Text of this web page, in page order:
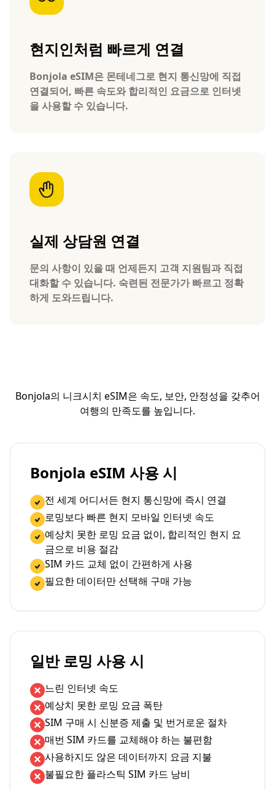
현지인처럼 빠르게 연결
Bonjola eSIM은 몬테네그로 현지 통신망에 직접
연결되어, 빠른 속도와 합리적인 요금으로 인터넷
을 사용할 수 있습니다.
실제 상담원 연결
문의 사항이 있을 때 언제든지 고객 지원팀과 직접
대화할 수 있습니다. 숙련된 전문가가 빠르고 정확
하게 도와드립니다.
Bonjola의 니크시치 eSIM은 속도, 보안, 안정성을 갖추어
여행의 만족도를 높입니다.
Bonjola eSIM 사용 시
전 세계 어디서든 현지 통신망에 즉시 연결
로밍보다 빠른 현지 모바일 인터넷 속도
예상치 못한 로밍 요금 없이, 합리적인 현지 요
금으로 비용 절감
SIM 카드 교체 없이 간편하게 사용
필요한 데이터만 선택해 구매 가능
일반 로밍 사용 시
느린 인터넷 속도
예상치 못한 로밍 요금 폭탄
SIM 구매 시 신분증 제출 및 번거로운 절차
매번 SIM 카드를 교체해야 하는 불편함
사용하지도 않은 데이터까지 요금 지불
불필요한 플라스틱 SIM 카드 낭비